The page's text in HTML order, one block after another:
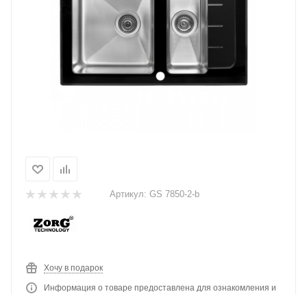
Артикул: GS 7850-2-b
Хочу в подарок
Информация о товаре предоставлена для ознакомления и